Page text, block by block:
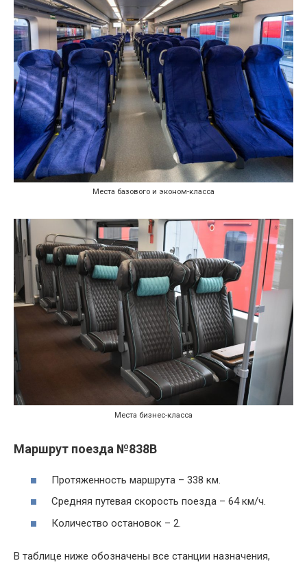
Места базового и эконом-класса
Места бизнес-класса
Маршрут поезда №838В
Протяженность маршрута – 338 км.
Средняя путевая скорость поезда – 64 км/ч.
Количество остановок – 2.
В таблице ниже обозначены все станции назначения,